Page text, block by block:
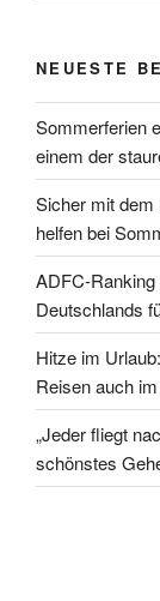
NEUESTE
Sommerferien
einem der
Sicher mit dem
helfen bei
ADFC-
Deutschlands
Hitze im
Reisen auch
„Jeder fliegt
schönstes